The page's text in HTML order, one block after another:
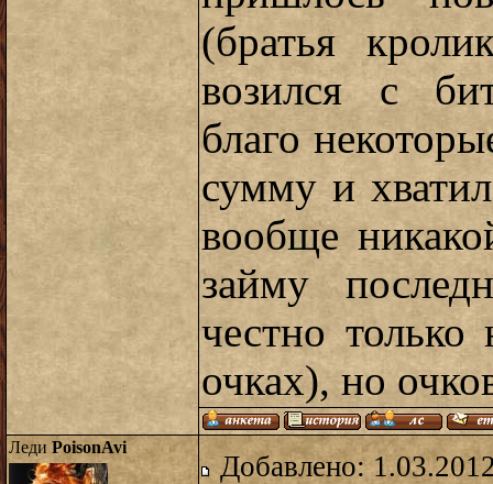
(братья
возился с
благо
сумму и
вообще
займу
честно
очках), но
Леди PoisonAvi
Добавлено: